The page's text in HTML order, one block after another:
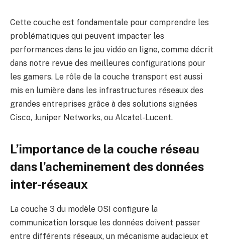
Cette couche est fondamentale pour comprendre les
problématiques qui peuvent impacter les
performances dans le jeu vidéo en ligne, comme décrit
dans notre revue des meilleures configurations pour
les gamers. Le rôle de la couche transport est aussi
mis en lumière dans les infrastructures réseaux des
grandes entreprises grâce à des solutions signées
Cisco, Juniper Networks, ou Alcatel-Lucent.
L’importance de la couche réseau
dans l’acheminement des données
inter-réseaux
La couche 3 du modèle OSI configure la
communication lorsque les données doivent passer
entre différents réseaux, un mécanisme audacieux et